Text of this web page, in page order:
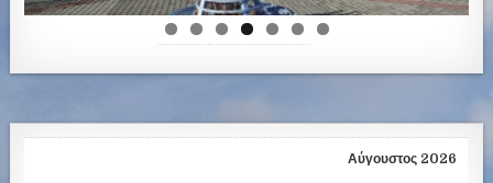
ω
Αύγουστος 2026